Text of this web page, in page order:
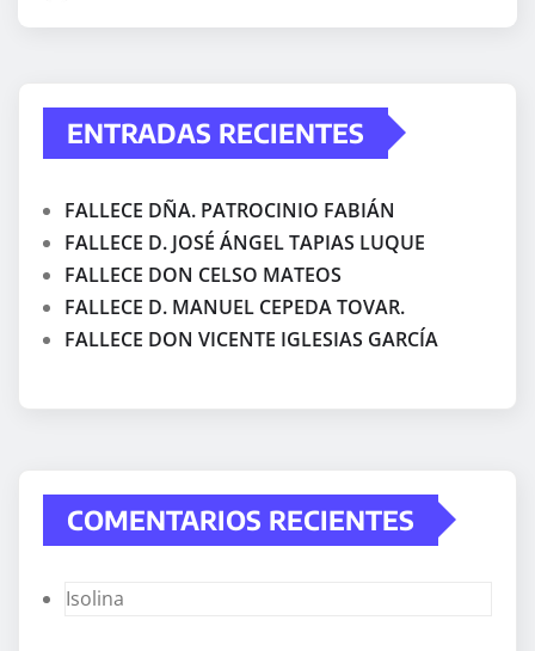
ENTRADAS RECIENTES
FALLECE DÑA. PATROCINIO FABIÁN
FALLECE D. JOSÉ ÁNGEL TAPIAS LUQUE
FALLECE DON CELSO MATEOS
FALLECE D. MANUEL CEPEDA TOVAR.
FALLECE DON VICENTE IGLESIAS GARCÍA
COMENTARIOS RECIENTES
Isolina